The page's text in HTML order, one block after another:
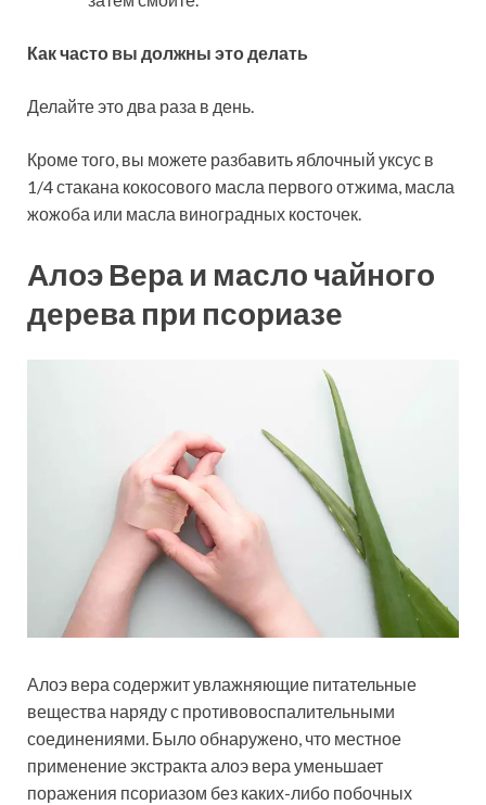
Как часто вы должны это делать
Делайте это два раза в день.
Кроме того, вы можете разбавить яблочный уксус в
1/4 стакана кокосового масла первого отжима, масла
жожоба или масла виноградных косточек.
Алоэ Вера и масло чайного
дерева при псориазе
Алоэ вера содержит увлажняющие питательные
вещества наряду с противовоспалительными
соединениями. Было обнаружено, что местное
применение экстракта алоэ вера уменьшает
поражения псориазом без каких-либо побочных